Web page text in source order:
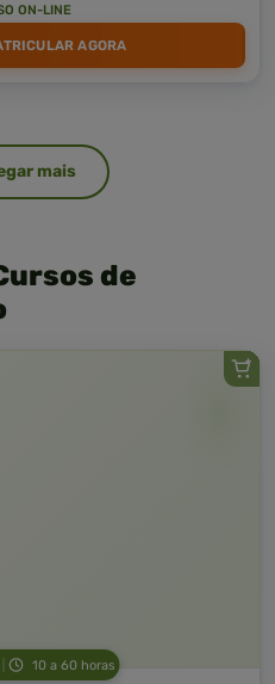
ON-LINE
AGORA
mais
de
10 a 60 horas